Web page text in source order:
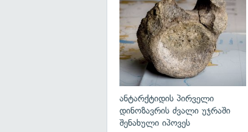
ანტარქტიდის პირველი
დინოზავრის ძვალი უჯრაში
შენახული იპოვეს